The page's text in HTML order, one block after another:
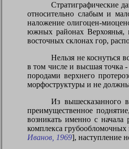
Стратиграфические
относительно слабым и
наложение олигоцен-
южных районах Верхоянья,
восточных склонах гор,
Нельзя не коснуться
в том числе и высшая точка
породами верхнего
морфоструктуры и не
Из вышесказанного
преимущественное
возникать именно с
комплекса
Иванов, 1969], наступление